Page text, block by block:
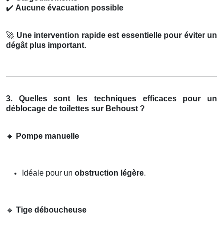
✔️ Aucune évacuation possible
🚀 Une intervention rapide est essentielle pour éviter un
dégât plus important.
3. Quelles sont les techniques efficaces pour un
déblocage de toilettes sur Behoust ?
🔹 Pompe manuelle
Idéale pour un obstruction légère.
🔹 Tige déboucheuse